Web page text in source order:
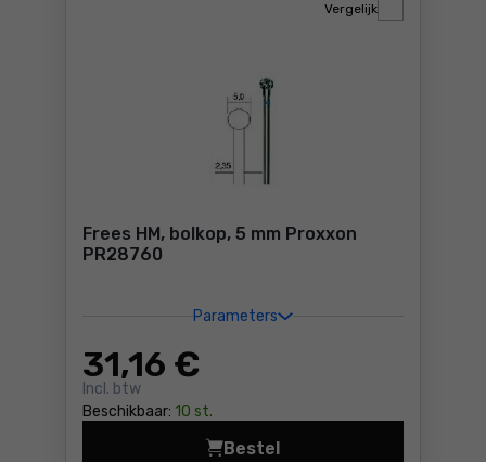
Frees HM, bolkop, 5 mm Proxxon
PR28760
Parameters
31,16 €
Incl. btw
Beschikbaar: 10 st.
Vergelijk
Bestel
Frees HM, bolkop, 5 mm